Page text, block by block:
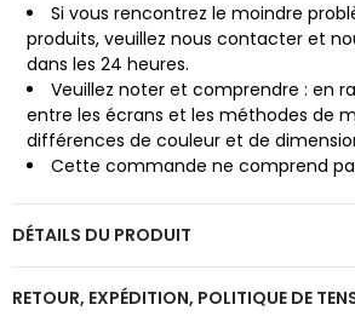
Si vous rencontrez le moindre
produits, veuillez nous contacter et
dans les 24 heures.
Veuillez noter et comprendre : en
entre les écrans et les méthodes de
différences de couleur et de
Cette commande ne comprend
DÉTAILS DU PRODUIT
RETOUR, EXPÉDITION, POLITIQUE DE